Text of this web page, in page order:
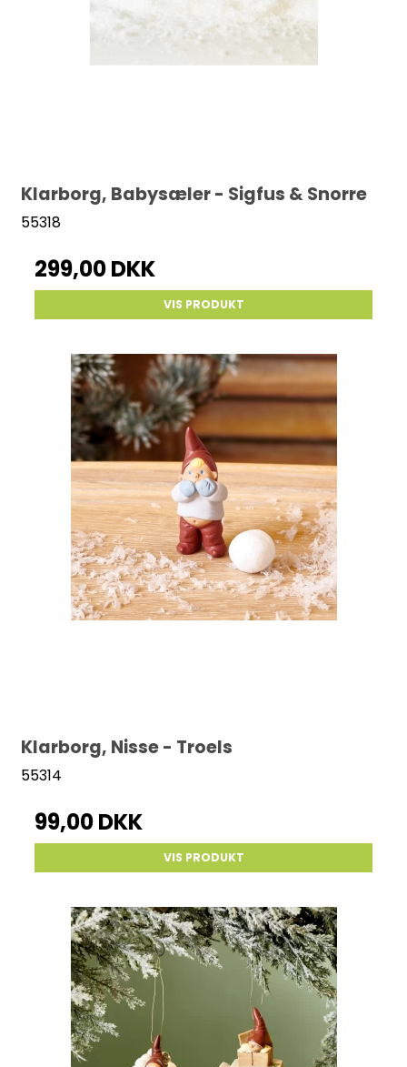
Klarborg, Babysæler - Sigfus & Snorre
55318
299,00 DKK
VIS PRODUKT
Klarborg, Nisse - Troels
55314
99,00 DKK
VIS PRODUKT